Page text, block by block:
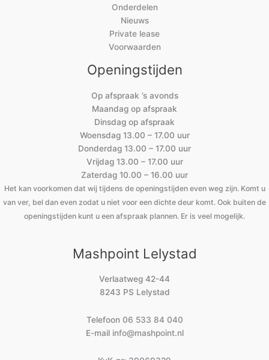
Onderdelen
Nieuws
Private lease
Voorwaarden
Openingstijden
Op afspraak ’s avonds
Maandag op afspraak
Dinsdag op afspraak
Woensdag 13.00 – 17.00 uur
Donderdag 13.00 – 17.00 uur
Vrijdag 13.00 – 17.00 uur
Zaterdag 10.00 – 16.00 uur
Het kan voorkomen dat wij tijdens de openingstijden even weg zijn. Komt u
van ver, bel dan even zodat u niet voor een dichte deur komt. Ook buiten de
openingstijden kunt u een afspraak plannen. Er is veel mogelijk.
Mashpoint Lelystad
Verlaatweg 42-44
8243 PS Lelystad
Telefoon 06 533 84 040
E-mail info@mashpoint.nl